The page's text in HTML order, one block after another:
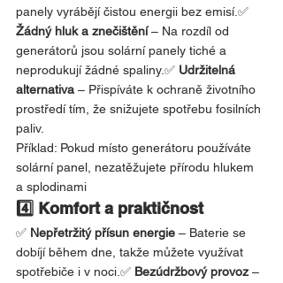
panely vyrábějí čistou energii bez emisí.✅
Žádný hluk a znečištění – Na rozdíl od
generátorů jsou solární panely tiché a
neprodukují žádné spaliny.✅ Udržitelná
alternativa – Přispíváte k ochraně životního
prostředí tím, že snižujete spotřebu fosilních
paliv.
Příklad: Pokud místo generátoru používáte
solární panel, nezatěžujete přírodu hlukem
a splodinami
4️⃣ Komfort a praktičnost
✅ Nepřetržitý přísun energie – Baterie se
dobíjí během dne, takže můžete využívat
spotřebiče i v noci.✅ Bezúdržbový provoz –